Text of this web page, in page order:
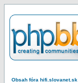
Obsah fóra hifi.slovanet.sk